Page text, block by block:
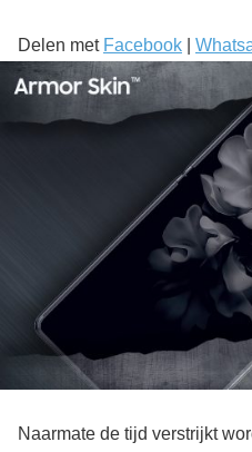
Delen met Facebook
Naarmate de tijd verstrijkt